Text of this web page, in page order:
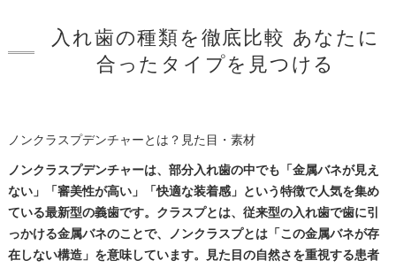
入れ歯の種類を徹底比較 あなたに
合ったタイプを見つける
ノンクラスプデンチャーとは？見た目・素材
ノンクラスプデンチャーは、部分入れ歯の中でも「金属バネが見え
ない」「審美性が高い」「快適な装着感」という特徴で人気を集め
ている最新型の義歯です。クラスプとは、従来型の入れ歯で歯に引
っかける金属バネのことで、ノンクラスプとは「この金属バネが存
在しない構造」を意味しています。見た目の自然さを重視する患者